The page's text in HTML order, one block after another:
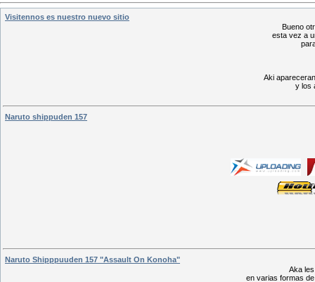
Visitennos es nuestro nuevo sitio
Bueno
esta vez a
Aki
y los
Naruto shippuden 157
Naruto Shipppuuden 157 "Assault On Konoha"
Aka
en varias formas